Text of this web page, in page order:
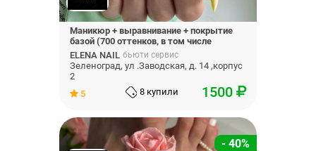
Маникюр + выравнивание + покрытие
базой (700 оттенков, в том числе
цветные)
ELENA NAIL бьюти сервис
Зеленоград, ул .Заводская, д. 14 ,корпус
2
5
8 купили 1500
- 40%